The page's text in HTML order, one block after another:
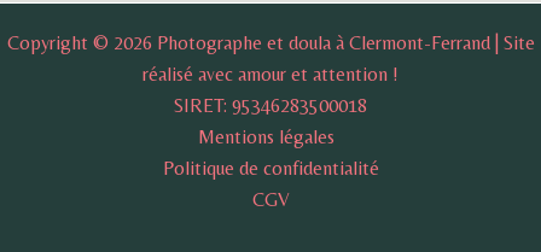
Copyright © 2026 Photographe et doula à Clermont-Ferrand | Site
réalisé avec amour et attention !
SIRET: 95346283500018
Mentions légales
Politique de confidentialité
CGV